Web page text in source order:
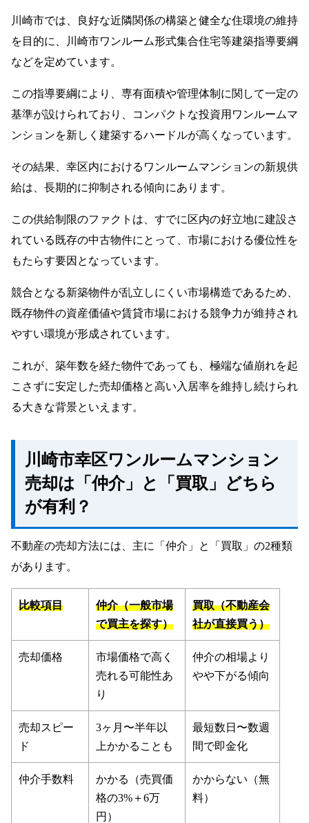
川崎市では、良好な近隣関係の構築と健全な住環境の維持
を目的に、川崎市ワンルーム形式集合住宅等建築指導要綱
などを定めています。
この指導要綱により、専有面積や管理体制に関して一定の
基準が設けられており、コンパクトな投資用ワンルームマ
ンションを新しく建築するハードルが高くなっています。
その結果、幸区内におけるワンルームマンションの新規供
給は、長期的に抑制される傾向にあります。
この供給制限のファクトは、すでに区内の好立地に建設さ
れている既存の中古物件にとって、市場における優位性を
もたらす要因となっています。
競合となる新築物件が乱立しにくい市場構造であるため、
既存物件の資産価値や賃貸市場における競争力が維持され
やすい環境が形成されています。
これが、築年数を経た物件であっても、極端な値崩れを起
こさずに安定した売却価格と高い入居率を維持し続けられ
る大きな背景といえます。
川崎市幸区ワンルームマンション
売却は「仲介」と「買取」どちら
が有利？
不動産の売却方法には、主に「仲介」と「買取」の2種類
があります。
比較項目
仲介（一般市場
で買主を探す）
買取（不動産会
社が直接買う）
売却価格
市場価格で高く
売れる可能性あ
り
仲介の相場より
やや下がる傾向
売却スピー
ド
3ヶ月〜半年以
上かかることも
最短数日〜数週
間で即金化
仲介手数料
かかる（売買価
格の3%＋6万
円）
かからない（無
料）